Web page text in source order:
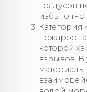
градусов
Категория
которой
взрывов. В